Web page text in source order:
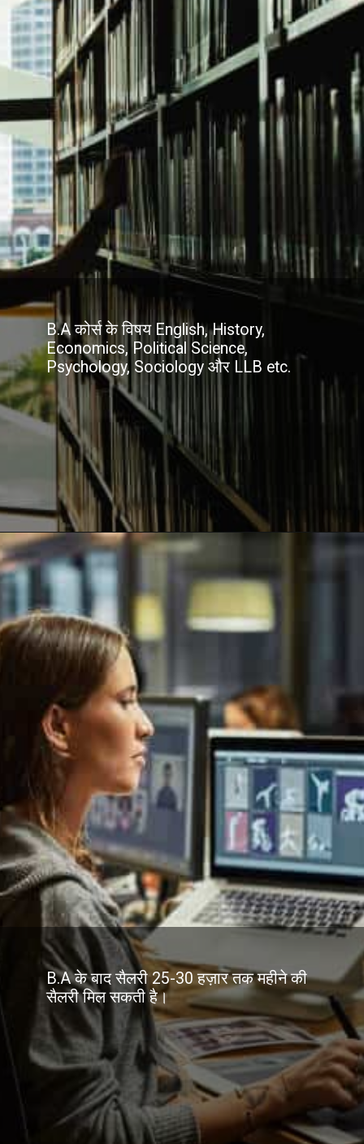
B.A कोर्स के विषय English, History,
Economics, Political Science,
Psychology, Sociology और LLB etc.
B.A के बाद सैलरी 25-30 हज़ार तक महीने की
सैलरी मिल सकती है।